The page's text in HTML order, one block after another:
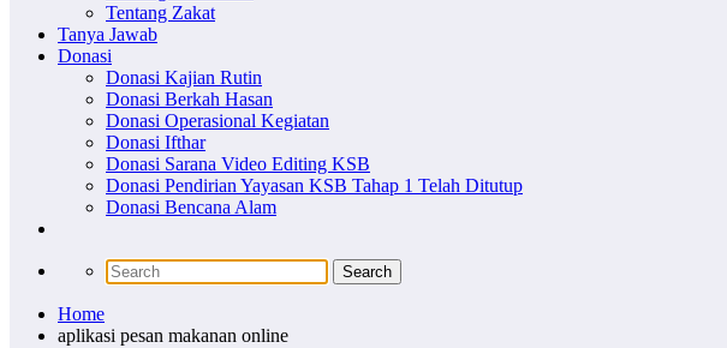
Tentang Zakat
Tanya Jawab
Donasi
Donasi Kajian Rutin
Donasi Berkah Hasan
Donasi Operasional Kegiatan
Donasi Ifthar
Donasi Sarana Video Editing KSB
Donasi Pendirian Yayasan KSB Tahap 1 Telah Ditutup
Donasi Bencana Alam
Home
aplikasi pesan makanan online